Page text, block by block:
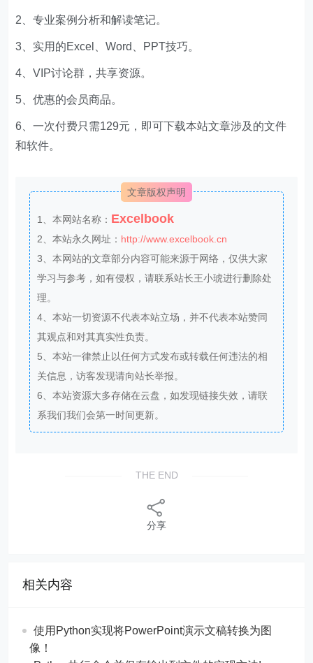
2、专业案例分析和解读笔记。
3、实用的Excel、Word、PPT技巧。
4、VIP讨论群，共享资源。
5、优惠的会员商品。
6、一次付费只需129元，即可下载本站文章涉及的文件
和软件。
文章版权声明
1、本网站名称： Excelbook
2、本站永久网址： http://www.excelbook.cn
3、本网站的文章部分内容可能来源于网络，仅供大家
学习与参考，如有侵权，请联系站长王小琥进行删除处
理。
4、本站一切资源不代表本站立场，并不代表本站赞同
其观点和对其真实性负责。
5、本站一律禁止以任何方式发布或转载任何违法的相
关信息，访客发现请向站长举报。
6、本站资源大多存储在云盘，如发现链接失效，请联
系我们我们会第一时间更新。
THE END
分享
相关内容
使用Python实现将PowerPoint演示文稿转换为图
像！